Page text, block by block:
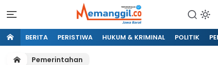
BERITA PERISTIWA HUKUM & KRIMINAL POLITIK
Pemerintahan